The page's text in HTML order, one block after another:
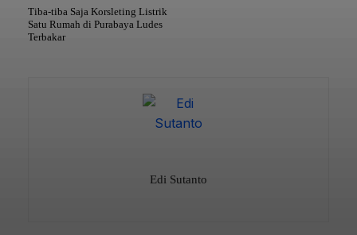
Tiba-tiba Saja Korsleting Listrik
Satu Rumah di Purabaya Ludes
Terbakar
Edi Sutanto